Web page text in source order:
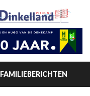
FAMILIEBERICHTEN